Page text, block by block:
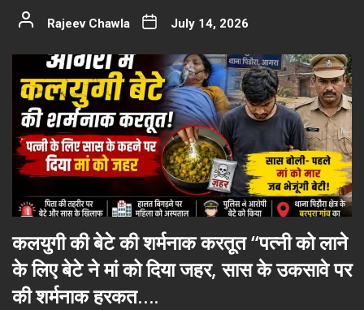
Rajeev Chawla July 14, 2026
कलयुगी की बेटे की शर्मनाक करतूत “पत्नी को लाने
के लिए बेटे ने मां को दिया जहर, सास के उकसावे पर
की शर्मनाक हरकत….